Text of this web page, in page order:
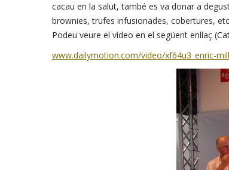
cacau en la salut,també es va donar a
brownies,trufes infusionades, cobertures,
Podeu veure el vídeo en el següent enllaç (
www.dailymotion.com/video/xf64u3_enric-